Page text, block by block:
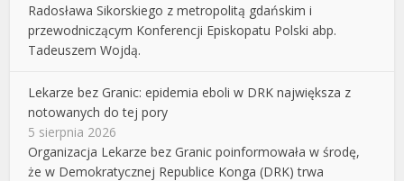
Radosława Sikorskiego z metropolitą gdańskim i
przewodniczącym Konferencji Episkopatu Polski abp.
Tadeuszem Wojdą.
Lekarze bez Granic: epidemia eboli w DRK największa z
notowanych do tej pory
5 sierpnia 2026
Organizacja Lekarze bez Granic poinformowała w środę,
że w Demokratycznej Republice Konga (DRK) trwa